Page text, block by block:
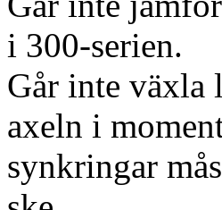
i 300-serien.
Går inte växla
axeln i
synkringar